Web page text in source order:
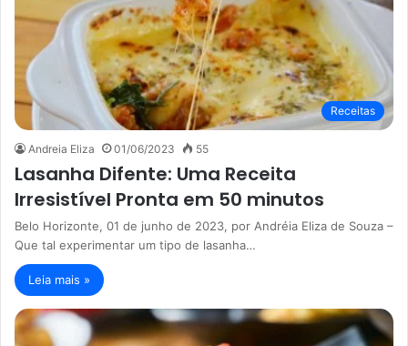
Receitas
Andreia Eliza 01/06/2023 55
Lasanha Difente: Uma Receita
Irresistível Pronta em 50 minutos
Belo Horizonte, 01 de junho de 2023, por Andréia Eliza de Souza –
Que tal experimentar um tipo de lasanha…
Leia mais »